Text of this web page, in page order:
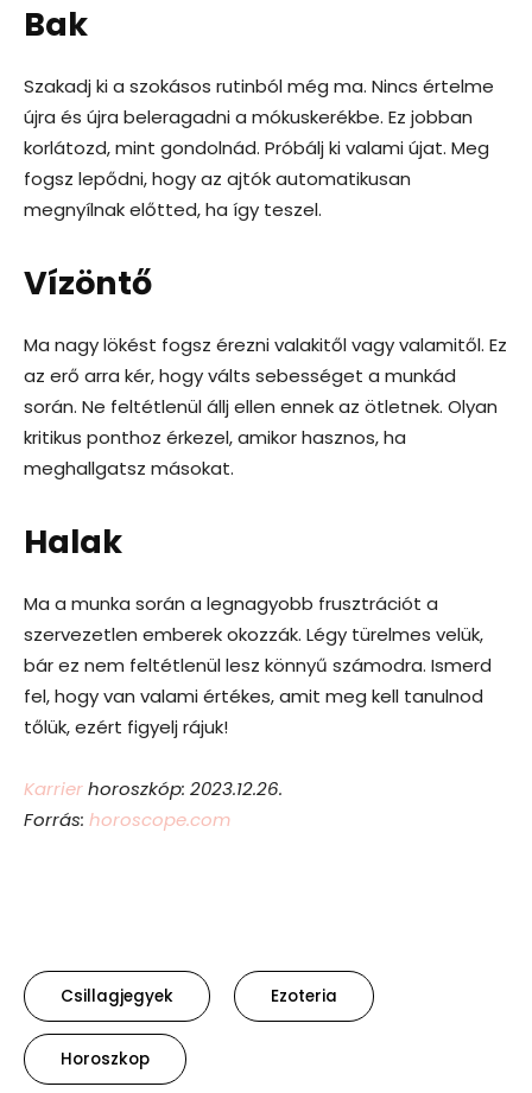
Bak
Szakadj ki a szokásos rutinból még ma. Nincs értelme
újra és újra beleragadni a mókuskerékbe. Ez jobban
korlátozd, mint gondolnád. Próbálj ki valami újat. Meg
fogsz lepődni, hogy az ajtók automatikusan
megnyílnak előtted, ha így teszel.
Vízöntő
Ma nagy lökést fogsz érezni valakitől vagy valamitől. Ez
az erő arra kér, hogy válts sebességet a munkád
során. Ne feltétlenül állj ellen ennek az ötletnek. Olyan
kritikus ponthoz érkezel, amikor hasznos, ha
meghallgatsz másokat.
Halak
Ma a munka során a legnagyobb frusztrációt a
szervezetlen emberek okozzák. Légy türelmes velük,
bár ez nem feltétlenül lesz könnyű számodra. Ismerd
fel, hogy van valami értékes, amit meg kell tanulnod
tőlük, ezért figyelj rájuk!
Karrierhoroszkóp: 2023.12.26.
Forrás: horoscope.com
Csillagjegyek Ezoteria
Horoszkop